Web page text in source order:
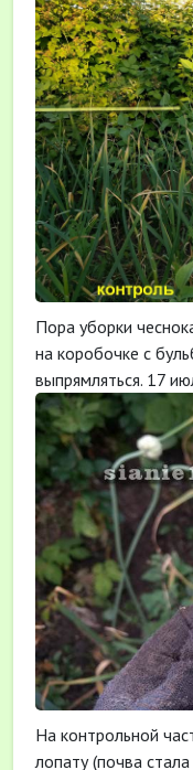
Пора уборки
на коробочке с
выпрямляться. 17
На контрольной
лопату (почва